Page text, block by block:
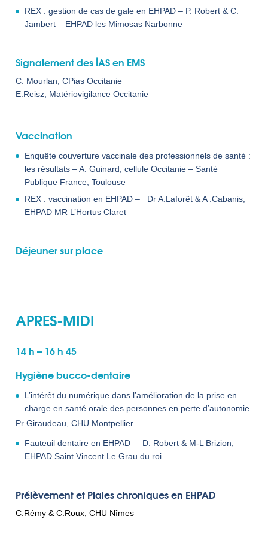
REX : gestion de cas de gale en EHPAD – P. Robert & C.
Jambert EHPAD les Mimosas Narbonne
Signalement des İAS en EMS
C. Mourlan, CPias Occitanie
E.Reisz, Matériovigilance Occitanie
Vaccination
Enquête couverture vaccinale des professionnels de santé :
les résultats – A. Guinard, cellule Occitanie – Santé
Publique France, Toulouse
REX : vaccination en EHPAD – Dr A.Laforêt & A .Cabanis,
EHPAD MR L’Hortus Claret
Déjeuner sur place
APRES-MIDI
14 h – 16 h 45
Hygiène bucco-dentaire
L’intérêt du numérique dans l’amélioration de la prise en
charge en santé orale des personnes en perte d’autonomie
Pr Giraudeau, CHU Montpellier
Fauteuil dentaire en EHPAD – D. Robert & M-L Brizion,
EHPAD Saint Vincent Le Grau du roi
Prélèvement et Plaies chroniques en EHPAD
C.Rémy & C.Roux, CHU Nîmes